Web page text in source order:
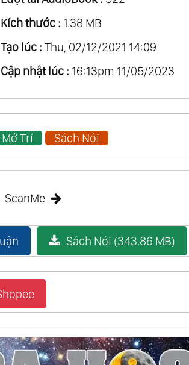
Kích thước : 1.38 MB
Tạo lúc : Thu, 02/12/2021 14:09
Cập nhật lúc : 16:13pm 11/05/2023
Trí Sách Nói
ScanMe
Sách Nói (343.86 MB)